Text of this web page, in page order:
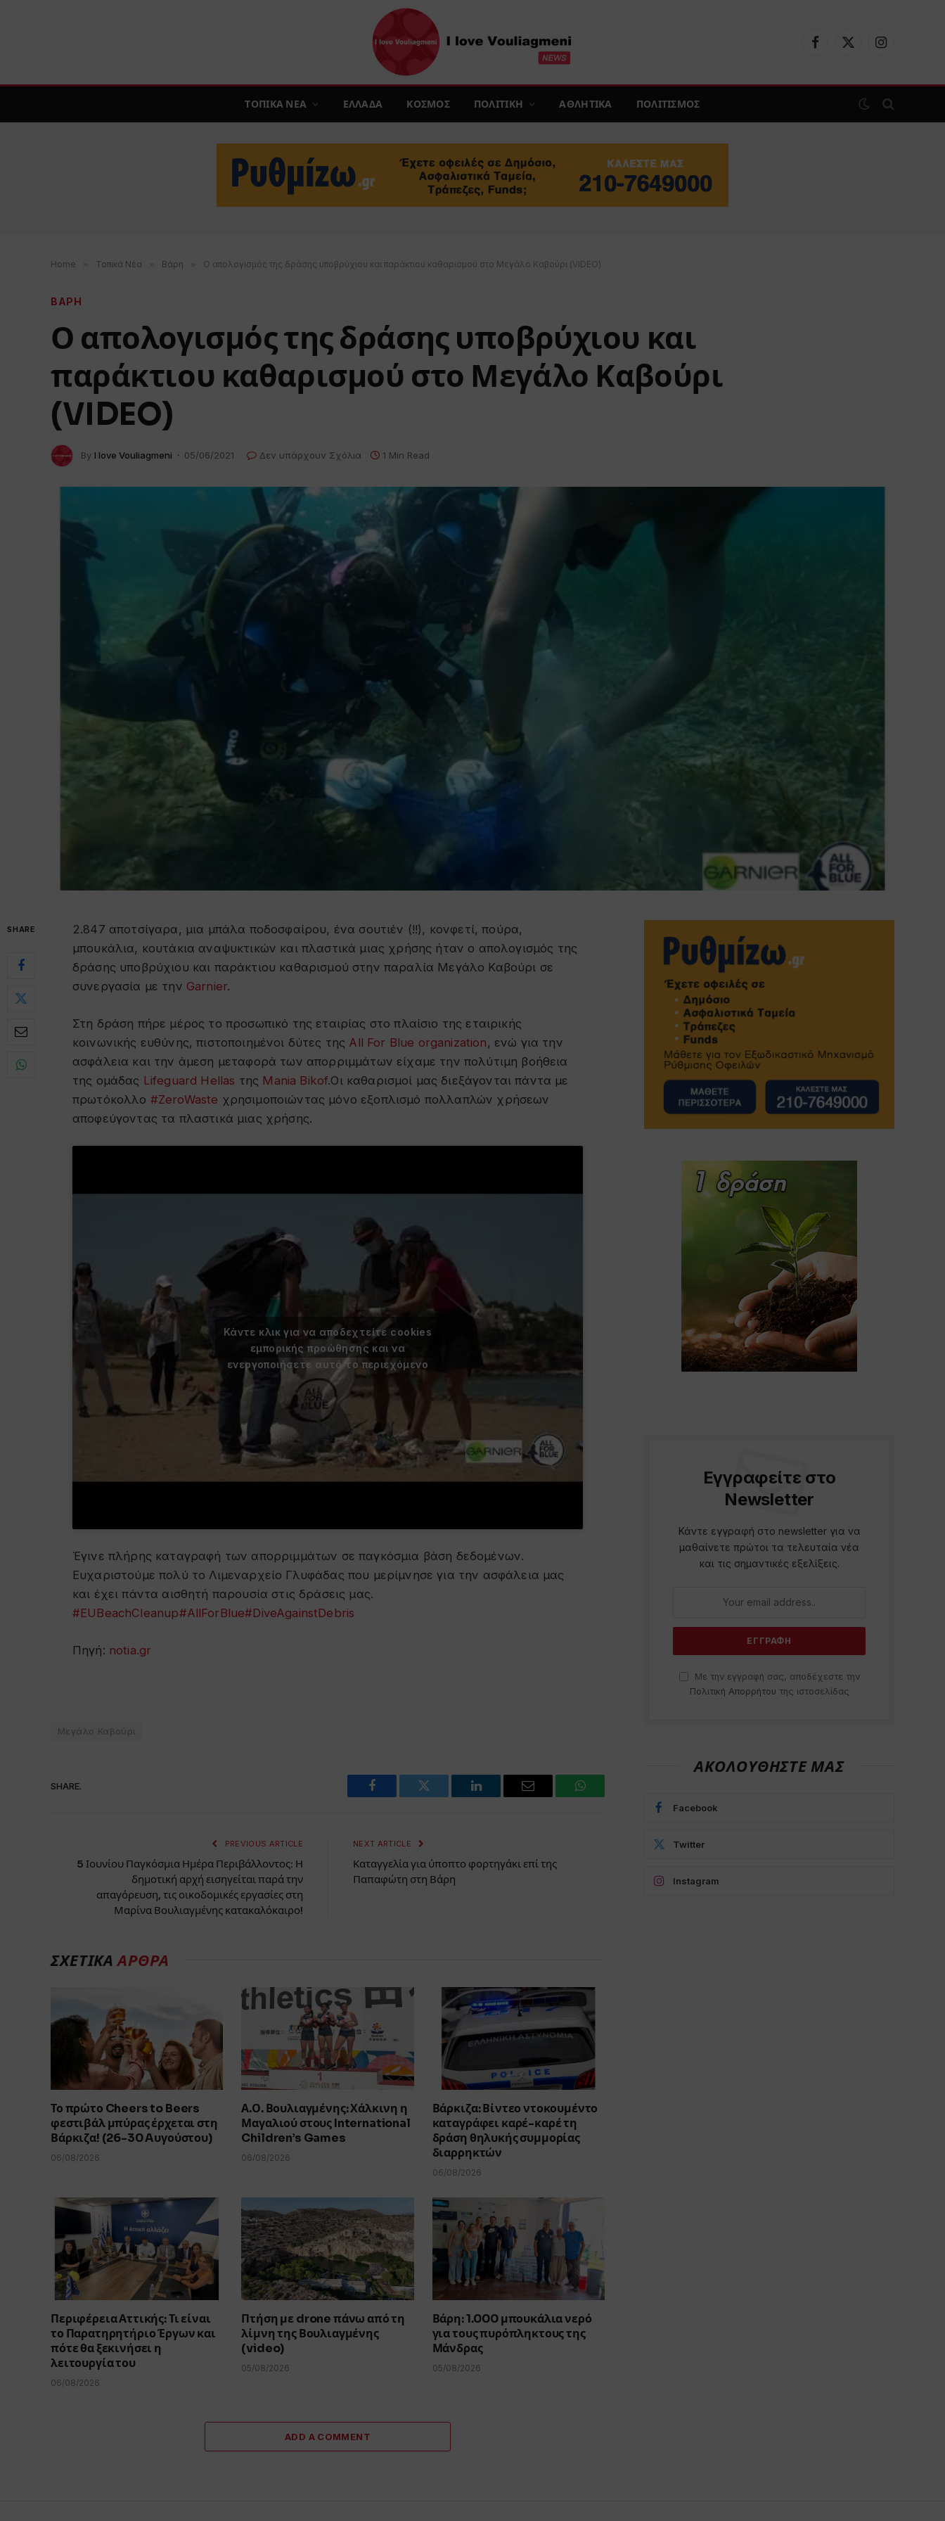
Facebook
X
Instagram
ΤΟΠΙΚΑ ΝΕΑ ΕΛΛΑΔΑ ΚΟΣΜΟΣ ΠΟΛΙΤΙΚΗ ΑΘΛΗΤΙΚΑ ΠΟΛΙΤΙΣΜΟΣ
Home » Τοπικά Νέα » Βάρη » Ο απολογισμός της δράσης υποβρύχιου και παράκτιου καθαρισμού στο Μεγάλο Καβούρι (VIDEO)
ΒΑΡΗ
Ο απολογισμός της δράσης υποβρύχιου και
παράκτιου καθαρισμού στο Μεγάλο Καβούρι
(VIDEO)
By I love Vouliagmeni 05/06/2021 Δεν υπάρχουν Σχόλια 1 Min Read
SHARE
2.847 αποτσίγαρα, μια μπάλα ποδοσφαίρου, ένα σουτιέν (!!), κονφετί, πούρα,
μπουκάλια, κουτάκια αναψυκτικών και πλαστικά μιας χρήσης ήταν ο απολογισμός της
δράσης υποβρύχιου και παράκτιου καθαρισμού στην παραλία Μεγάλο Καβούρι σε
συνεργασία με την Garnier.
Στη δράση πήρε μέρος το προσωπικό της εταιρίας στο πλαίσιο της εταιρικής
κοινωνικής ευθύνης, πιστοποιημένοι δύτες της All For Blue organization , ενώ για την
ασφάλεια και την άμεση μεταφορά των απορριμμάτων είχαμε την πολύτιμη βοήθεια
της ομάδας Lifeguard Hellas της Mania Bikof.Οι καθαρισμοί μας διεξάγονται πάντα με
πρωτόκολλο #ZeroWaste χρησιμοποιώντας μόνο εξοπλισμό πολλαπλών χρήσεων
αποφεύγοντας τα πλαστικά μιας χρήσης.
Κάντε κλικ για να αποδεχτείτε cookies
εμπορικής προώθησης και να
ενεργοποιήσετε αυτό το περιεχόμενο
Έγινε πλήρης καταγραφή των απορριμμάτων σε παγκόσμια βάση δεδομένων.
Ευχαριστούμε πολύ το Λιμεναρχείο Γλυφάδας που μερίμνησε για την ασφάλεια μας
και έχει πάντα αισθητή παρουσία στις δράσεις μας.
#EUBeachCleanup#AllForBlue#DiveAgainstDebris
Πηγή: notia.gr
Μεγάλο Καβούρι
SHARE.
Facebook Twitter LinkedIn Email WhatsApp
PREVIOUS ARTICLE
5 Ιουνίου Παγκόσμια Ημέρα Περιβάλλοντος: Η
δημοτική αρχή εισηγείται παρά την
απαγόρευση, τις οικοδομικές εργασίες στη
Μαρίνα Βουλιαγμένης κατακαλόκαιρο!
NEXT ARTICLE
Καταγγελία για ύποπτο φορτηγάκι επί της
Παπαφώτη στη Βάρη
ΣΧΕΤΙΚΑΑΡΘΡΑ
Το πρώτο Cheers to Beers
φεστιβάλ μπύρας έρχεται στη
Βάρκιζα! (26-30 Aυγούστου)
06/08/2026
Α.Ο. Βουλιαγμένης: Χάλκινη η
Μαγαλιού στους International
Children’s Games
06/08/2026
Βάρκιζα: Βίντεο ντοκουμέντο
καταγράφει καρέ-καρέ τη
δράση θηλυκής συμμορίας
διαρρηκτών
06/08/2026
Περιφέρεια Αττικής: Τι είναι
το Παρατηρητήριο Έργων και
πότε θα ξεκινήσει η
λειτουργία του
06/08/2026
Πτήση με drone πάνω από τη
λίμνη της Βουλιαγμένης
(video)
05/08/2026
Βάρη: 1.000 μπουκάλια νερό
για τους πυρόπληκτους της
Μάνδρας
05/08/2026
ADD A COMMENT
Εγγραφείτε στο
Newsletter
Κάντε εγγραφή στο newsletter για να
μαθαίνετε πρώτοι τα τελευταία νέα
και τις σημαντικές εξελίξεις.
Με την εγγραφή σας, αποδέχεστε την
Πολιτική Απορρήτου της ιστοσελίδας
ΑΚΟΛΟΥΘΗΣΤΕ ΜΑΣ
Facebook
Twitter
Instagram